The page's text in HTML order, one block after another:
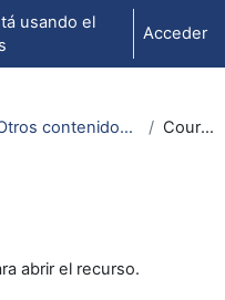
usando el
Acceder
Complemento: Otros contenidos en abierto Coursera
abrir el recurso.